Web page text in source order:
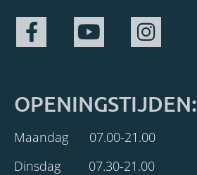
OPENINGSTIJDEN:
Maandag 07.00-21.00
Dinsdag 07.30-21.00